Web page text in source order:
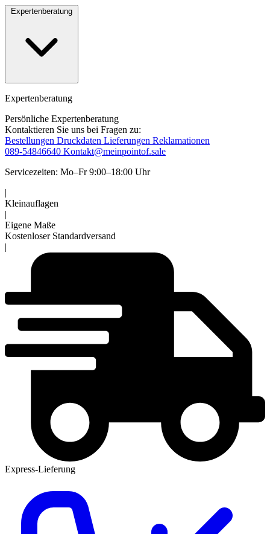
Expertenberatung
Expertenberatung
Persönliche Expertenberatung
Kontaktieren Sie uns bei Fragen zu:
Bestellungen Druckdaten Lieferungen Reklamationen
089-54846640 Kontakt@meinpointof.sale
Servicezeiten: Mo–Fr 9:00–18:00 Uhr
|
Kleinauflagen
|
Eigene Maße
Kostenloser Standardversand
|
Express-Lieferung